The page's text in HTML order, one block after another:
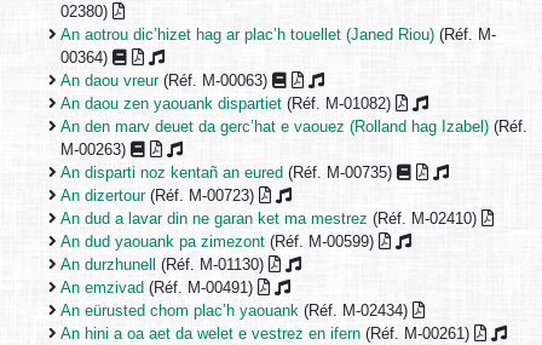
02380)
An aotrou dic’hizet hag ar plac’h touellet (Janed Riou) (Réf. M-
00364)
An daou vreur(Réf. M-00063)
An daou zen yaouank dispartiet (Réf. M-01082)
An den marv deuet da gerc’hat e vaouez (Rolland hag Izabel) (Réf.
M-00263)
An disparti noz kentañ an eured (Réf. M-00735)
An dizertour(Réf. M-00723)
An dud a lavar din ne garan ket ma mestrez (Réf. M-02410)
An dud yaouank pa zimezont (Réf. M-00599)
An durzhunell
(Réf. M-01130)
An emzivad (Réf. M-00491)
An eürusted chom plac’h yaouank (Réf. M-02434)
An hini a oa aet da welet e vestrez en ifern (Réf. M-00261)